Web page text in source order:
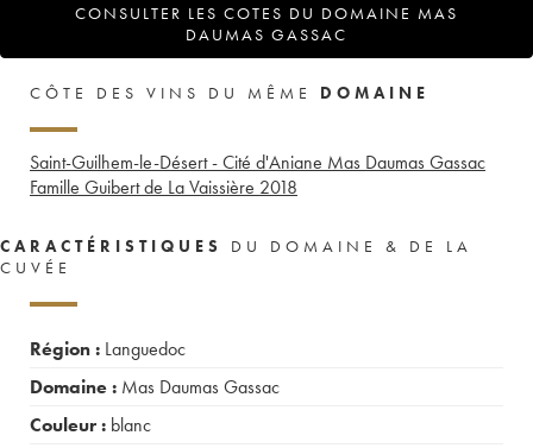
CONSULTER LES COTES DU DOMAINE MAS
DAUMAS GASSAC
CÔTE DES VINS DU MÊME DOMAINE
Saint-Guilhem-le-Désert - Cité d'Aniane Mas Daumas Gassac
Famille Guibert de La Vaissière 2018
CARACTÉRISTIQUES
DU DOMAINE & DE LA
CUVÉE
Région : Languedoc
Domaine : Mas Daumas Gassac
Couleur : blanc